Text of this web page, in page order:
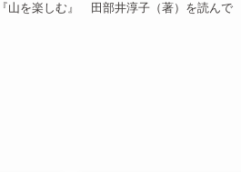
『山を楽しむ』 田部井淳子（著）を読んで